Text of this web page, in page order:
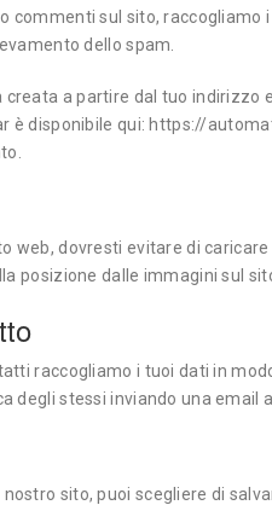
commenti sul sito,
dello spam.
a partire dal tuo indirizzo
è disponibile qui: https://
web, dovresti evitare di
posizione dalle immagini sul
raccogliamo i tuoi dati in
degli stessi inviando una email
sito, puoi scegliere di